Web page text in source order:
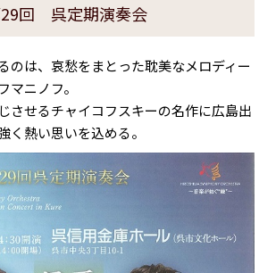
回 呉定期演奏会
のは、哀愁をまとった耽美なメロディー
マニノフ。
させるチャイコフスキーの名作に広島出
く熱い思いを込める。